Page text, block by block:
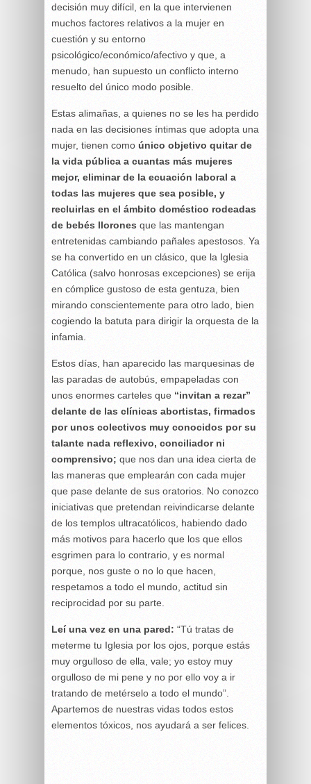
decisión muy difícil, en la que intervienen
muchos factores relativos a la mujer en
cuestión y su entorno
psicológico/económico/afectivo y que, a
menudo, han supuesto un conflicto interno
resuelto del único modo posible.
Estas alimañas, a quienes no se les ha perdido
nada en las decisiones íntimas que adopta una
mujer, tienen como único objetivo quitar de
la vida pública a cuantas más mujeres
mejor, eliminar de la ecuación laboral a
todas las mujeres que sea posible, y
recluirlas en el ámbito doméstico rodeadas
de bebés llorones que las mantengan
entretenidas cambiando pañales apestosos. Ya
se ha convertido en un clásico, que la Iglesia
Católica (salvo honrosas excepciones) se erija
en cómplice gustoso de esta gentuza, bien
mirando conscientemente para otro lado, bien
cogiendo la batuta para dirigir la orquesta de la
infamia.
Estos días, han aparecido las marquesinas de
las paradas de autobús, empapeladas con
unos enormes carteles que “invitan a rezar”
delante de las clínicas abortistas, firmados
por unos colectivos muy conocidos por su
talante nada reflexivo, conciliador ni
comprensivo; que nos dan una idea cierta de
las maneras que emplearán con cada mujer
que pase delante de sus oratorios. No conozco
iniciativas que pretendan reivindicarse delante
de los templos ultracatólicos, habiendo dado
más motivos para hacerlo que los que ellos
esgrimen para lo contrario, y es normal
porque, nos guste o no lo que hacen,
respetamos a todo el mundo, actitud sin
reciprocidad por su parte.
Leí una vez en una pared: “Tú tratas de
meterme tu Iglesia por los ojos, porque estás
muy orgulloso de ella, vale; yo estoy muy
orgulloso de mi pene y no por ello voy a ir
tratando de metérselo a todo el mundo”.
Apartemos de nuestras vidas todos estos
elementos tóxicos, nos ayudará a ser felices.